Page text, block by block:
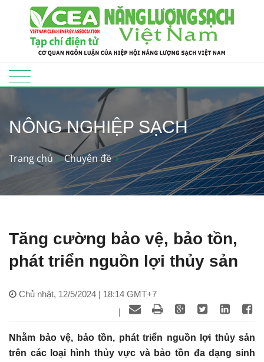
NÔNG NGHIỆP SẠCH
Trang chủ Chuyên đề
Tăng cường bảo vệ, bảo tồn,
phát triển nguồn lợi thủy sản
Chủ nhật, 12/5/2024 | 18:14 GMT+7
|
Nhằm bảo vệ, bảo tồn, phát triển nguồn lợi thủy sản
trên các loại hình thủy vực và bảo tồn đa dạng sinh